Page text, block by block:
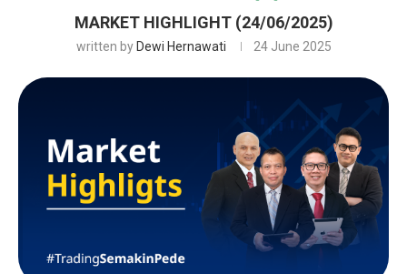
MARKET HIGHLIGHT (24/06/2025)
written by Dewi Hernawati 24 June 2025